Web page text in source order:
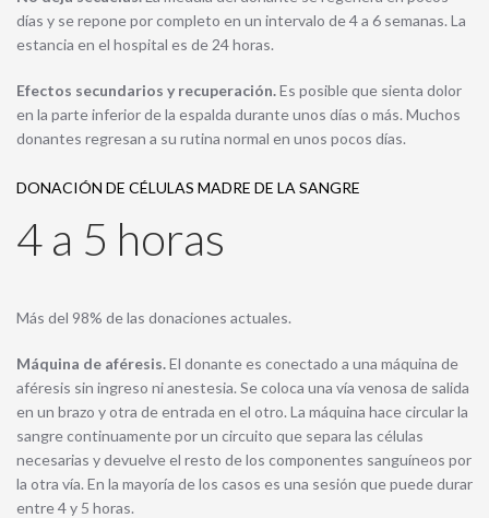
días y se repone por completo en un intervalo de 4 a 6 semanas. La
estancia en el hospital es de 24 horas.
Efectos secundarios y recuperación.Es posible que sienta dolor
en la parte inferior de la espalda durante unos días o más. Muchos
donantes regresan a su rutina normal en unos pocos días.
DONACIÓN DE CÉLULAS MADRE DE LA SANGRE
4 a 5 horas
Más del 98% de las donaciones actuales.
Máquina de aféresis.El donante es conectado a una máquina de
aféresis sin ingreso ni anestesia. Se coloca una vía venosa de salida
en un brazo y otra de entrada en el otro. La máquina hace circular la
sangre continuamente por un circuito que separa las células
necesarias y devuelve el resto de los componentes sanguíneos por
la otra vía. En la mayoría de los casos es una sesión que puede durar
entre 4 y 5 horas.